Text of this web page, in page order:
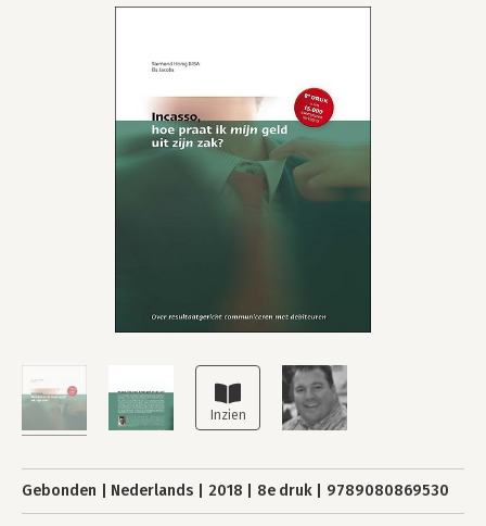
Gebonden Nederlands 2018 8e druk 9789080869530